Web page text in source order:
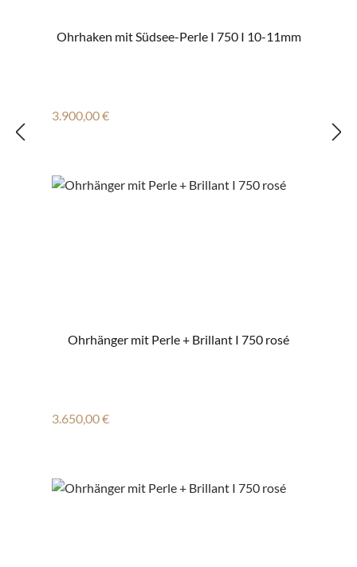
Ohrhaken mit Südsee-Perle I 750 I 10-11mm
Regulärer Preis:
3.900,00 €
Ohrhänger mit Perle + Brillant I 750 rosé
Regulärer Preis:
3.650,00 €